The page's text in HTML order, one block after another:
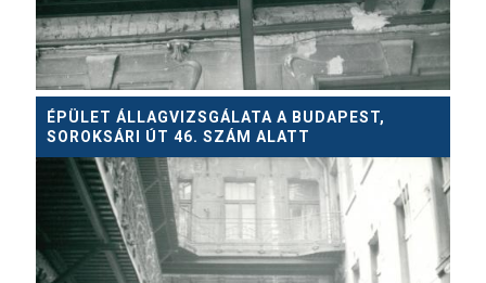
ÉPÜLET ÁLLAGVIZSGÁLATA A BUDAPEST,
SOROKSÁRI ÚT 46. SZÁM ALATT